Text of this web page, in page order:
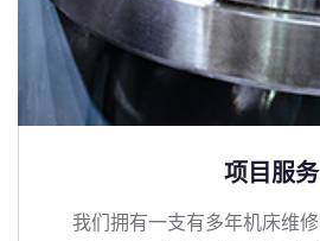
项目服务
我们拥有一支有多年机床维